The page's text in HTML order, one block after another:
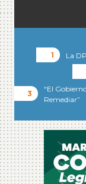
La
“El
Remediar”